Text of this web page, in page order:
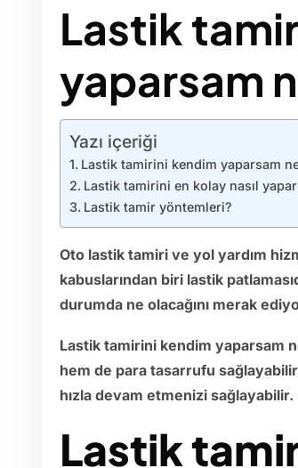
Lastik
yaparsam
Yazı içeriği
Lastik tamirini kendim yaparsam
Lastik tamirini en kolay nasıl
Lastik tamir yöntemleri?
Oto lastik tamiri ve yol yardım
kabuslarından biri lastik
durumda ne olacağını merak
Lastik tamirini kendim yaparsam
hem de para tasarrufu
hızla devam etmenizi sağlayabilir.
Lastik